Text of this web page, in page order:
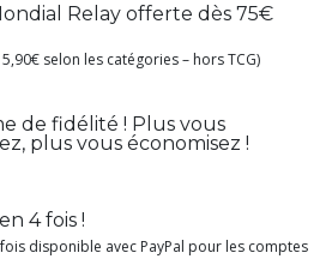
Relay offerte dès 75€
selon les catégories – hors TCG)
de fidélité ! Plus vous
plus vous économisez !
4 fois !
disponible avec PayPal pour les comptes